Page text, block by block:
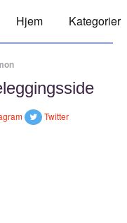
Hjem Kategorier
Twitter